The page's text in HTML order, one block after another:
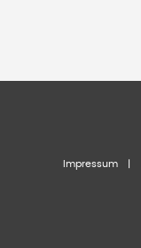
Impressum